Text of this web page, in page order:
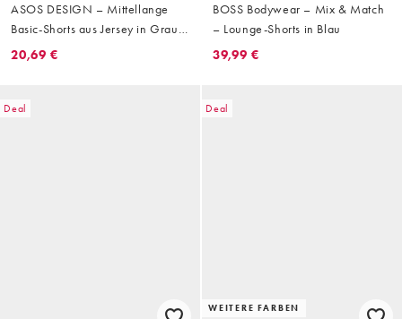
ASOS DESIGN – Mittellange
Basic-Shorts aus Jersey in Grau
mit Oversize-Schnitt
20,69 €
BOSS Bodywear – Mix & Match
– Lounge-Shorts in Blau
39,99 €
Deal Deal
WEITERE FARBEN